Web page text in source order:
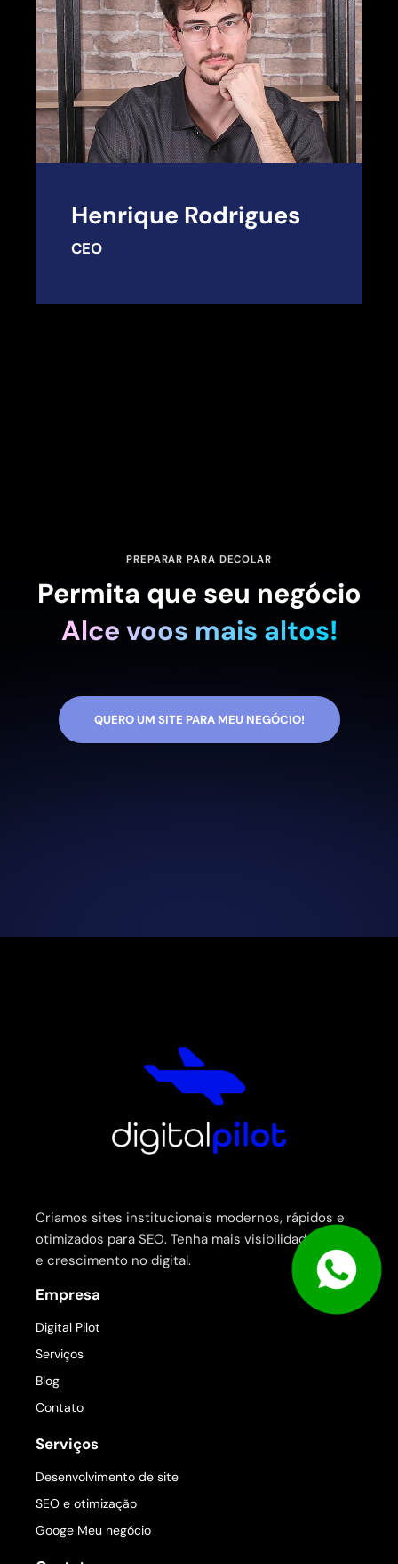
Henrique Rodrigues
CEO
PREPARAR PARA DECOLAR
Permita que seu negócio
Alce voos mais altos!
QUERO UM SITE PARA MEU NEGÓCIO!
Criamos sites institucionais modernos, rápidos e
otimizados para SEO. Tenha mais visibilidade, leads
e crescimento no digital.
Empresa
Digital Pilot
Serviços
Blog
Contato
Serviços
Desenvolvimento de site
SEO e otimização
Googe Meu negócio